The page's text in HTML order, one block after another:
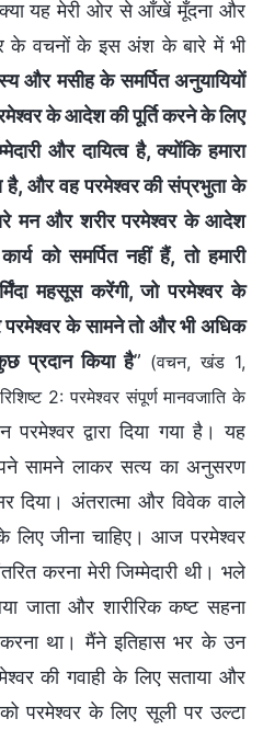
क्या यह मेरी ओर से आँखें मूँदना और
के वचनों के इस अंश के बारे में भी
और मसीह के समर्पित अनुयायियों
के आदेश की पूर्ति करने के लिए
और दायित्व है, क्योंकि हमारा
है, और वह परमेश्वर की संप्रभुता के
मन और शरीर परमेश्वर के आदेश
को समर्पित नहीं हैं, तो हमारी
महसूस करेंगी, जो परमेश्वर के
के सामने तो और भी अधिक
प्रदान किया है” (वचन, खंड 1,
2: परमेश्वर संपूर्ण मानवजाति के
परमेश्वर द्वारा दिया गया है। यह
सामने लाकर सत्य का अनुसरण
दिया। अंतरात्मा और विवेक वाले
जीना चाहिए। आज परमेश्वर
करना मेरी जिम्मेदारी थी। भले
जाता और शारीरिक कष्ट सहना
था। मैंने इतिहास भर के उन
की गवाही के लिए सताया और
परमेश्वर के लिए सूली पर उल्टा